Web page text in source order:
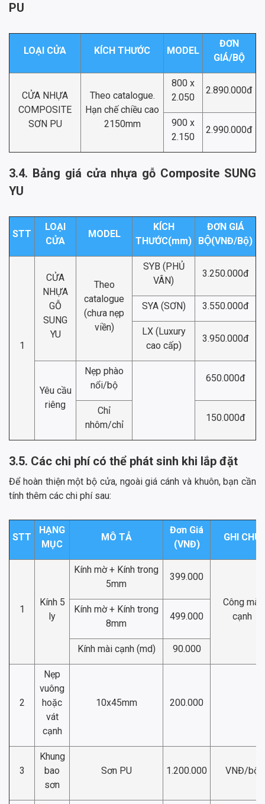
PU
LOẠI CỬA KÍCH THƯỚC MODEL
ĐƠN
GIÁ/BỘ
CỬA NHỰA
COMPOSITE
SƠN PU
Theo catalogue.
Hạn chế chiều cao
2150mm
800 x
2.050
2.890.000đ
900 x
2.150
2.990.000đ
3.4. Bảng giá cửa nhựa gỗ Composite SUNG
YU
STT
LOẠI
CỬA
MODEL
KÍCH
THƯỚC(mm)
ĐƠN GIÁ
BỘ(VNĐ/Bộ)
1
CỬA
NHỰA
GỖ
SUNG
YU
Theo
catalogue
(chưa nẹp
viền)
SYB (PHỦ
VÂN)
3.250.000đ
SYA (SƠN) 3.550.000đ
LX (Luxury
cao cấp)
3.950.000đ
Yêu cầu
riêng
Nẹp phào
nổi/bộ
650.000đ
Chỉ
nhôm/chỉ
150.000đ
3.5. Các chi phí có thể phát sinh khi lắp đặt
Để hoàn thiện một bộ cửa, ngoài giá cánh và khuôn, bạn cần
tính thêm các chi phí sau:
STT
HẠNG
MỤC
MÔ TẢ
Đơn Giá
(VNĐ)
GHI CHÚ
1
Kính 5
ly
Kính mờ + Kính trong
5mm
399.000
Công mài
cạnh
Kính mờ + Kính trong
8mm
499.000
Kính mài cạnh (md) 90.000
2
Nẹp
vuông
hoặc
vát
cạnh
10x45mm 200.000
3
Khung
bao
sơn
Sơn PU 1.200.000 VNĐ/bộ